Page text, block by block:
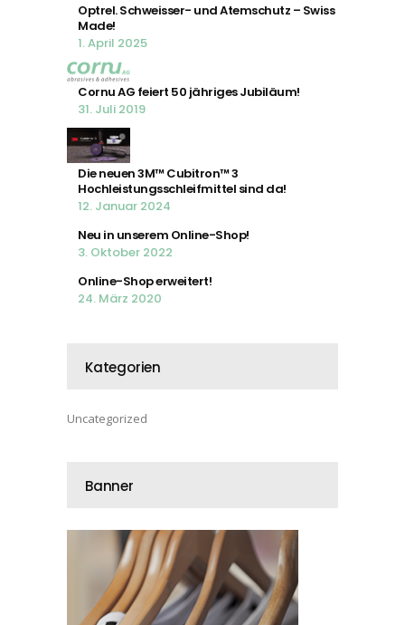
Optrel. Schweisser- und Atemschutz – Swiss
Made!
1. April 2025
Cornu AG feiert 50 jähriges Jubiläum!
31. Juli 2019
Die neuen 3M™ Cubitron™ 3
Hochleistungsschleifmittel sind da!
12. Januar 2024
Neu in unserem Online-Shop!
3. Oktober 2022
Online-Shop erweitert!
24. März 2020
Kategorien
Uncategorized
Banner